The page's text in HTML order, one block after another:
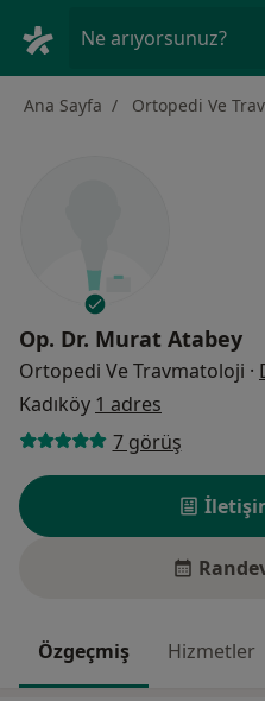
Ne arıyorsunuz?
Ana Sayfa Ortopedi Ve
Op. Dr. Murat Atabey
Ortopedi Ve Travmatoloji ·
Kadıköy 1 adres
7 görüş
Özgeçmiş Hizmetler